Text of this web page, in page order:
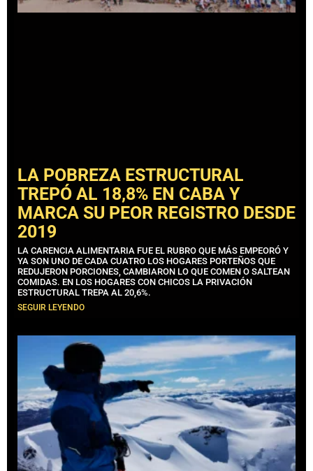
LA POBREZA ESTRUCTURAL
TREPÓ AL 18,8% EN CABA Y
MARCA SU PEOR REGISTRO DESDE
2019
LA CARENCIA ALIMENTARIA FUE EL RUBRO QUE MÁS EMPEORÓ Y
YA SON UNO DE CADA CUATRO LOS HOGARES PORTEÑOS QUE
REDUJERON PORCIONES, CAMBIARON LO QUE COMEN O SALTEAN
COMIDAS. EN LOS HOGARES CON CHICOS LA PRIVACIÓN
ESTRUCTURAL TREPA AL 20,6%.
SEGUIR LEYENDO